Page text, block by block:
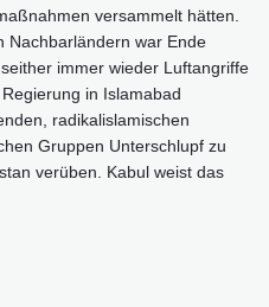
versammelt hätten.
Nachbarländern war Ende
immer wieder Luftangriffe
in Islamabad
radikalislamischen
Gruppen Unterschlupf zu
verüben. Kabul weist das